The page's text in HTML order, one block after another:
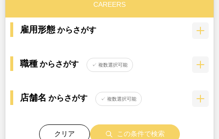
CAREERS
雇用形態 からさがす
職種 からさがす ✓ 複数選択可能
店舗名 からさがす ✓ 複数選択可能
クリア この条件で検索